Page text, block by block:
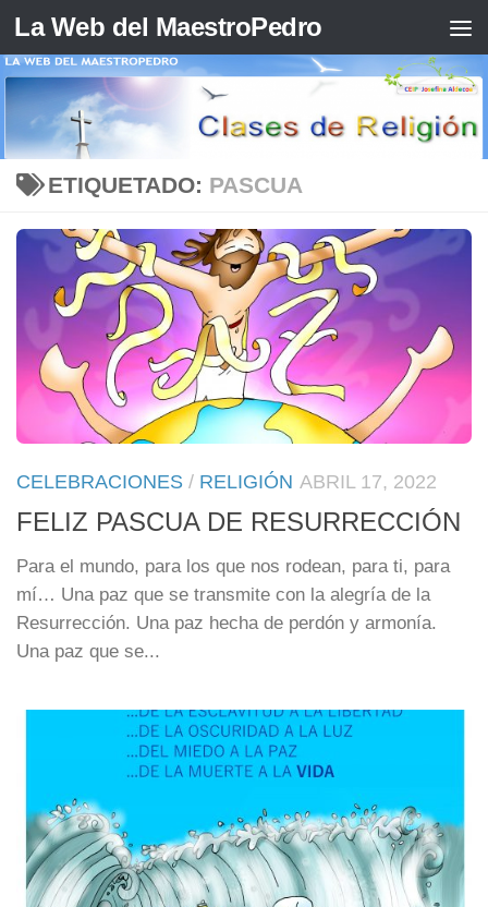
Saltar al contenido
La Web del MaestroPedro
ETIQUETADO: PASCUA
CELEBRACIONES / RELIGIÓN ABRIL 17, 2022
FELIZ PASCUA DE RESURRECCIÓN
Para el mundo, para los que nos rodean, para ti, para
mí… Una paz que se transmite con la alegría de la
Resurrección. Una paz hecha de perdón y armonía.
Una paz que se...